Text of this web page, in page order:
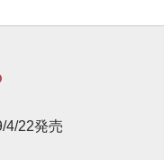
4/22発売